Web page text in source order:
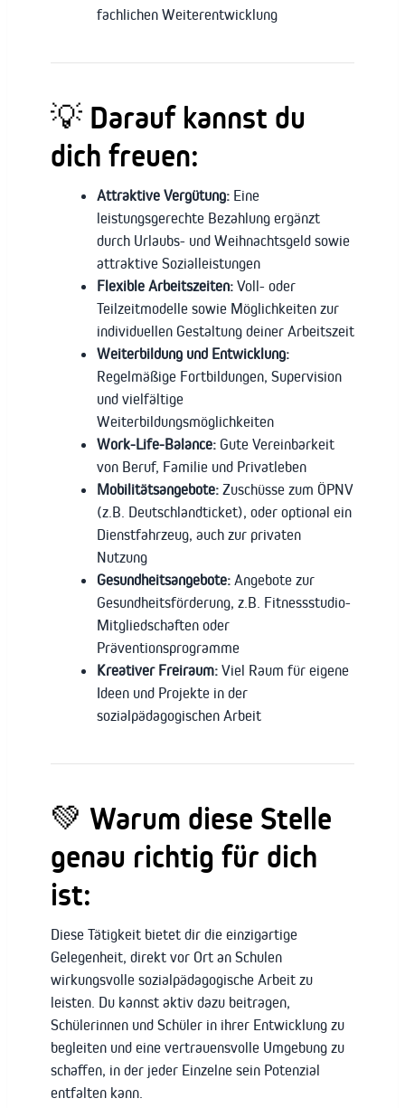
fachlichen Weiterentwicklung
💡 Darauf kannst du
dich freuen:
Attraktive Vergütung: Eine
leistungsgerechte Bezahlung ergänzt
durch Urlaubs- und Weihnachtsgeld sowie
attraktive Sozialleistungen
Flexible Arbeitszeiten: Voll- oder
Teilzeitmodelle sowie Möglichkeiten zur
individuellen Gestaltung deiner Arbeitszeit
Weiterbildung und Entwicklung:
Regelmäßige Fortbildungen, Supervision
und vielfältige
Weiterbildungsmöglichkeiten
Work-Life-Balance: Gute Vereinbarkeit
von Beruf, Familie und Privatleben
Mobilitätsangebote: Zuschüsse zum ÖPNV
(z.B. Deutschlandticket), oder optional ein
Dienstfahrzeug, auch zur privaten
Nutzung
Gesundheitsangebote: Angebote zur
Gesundheitsförderung, z.B. Fitnessstudio-
Mitgliedschaften oder
Präventionsprogramme
Kreativer Freiraum: Viel Raum für eigene
Ideen und Projekte in der
sozialpädagogischen Arbeit
💚 Warum diese Stelle
genau richtig für dich
ist:
Diese Tätigkeit bietet dir die einzigartige
Gelegenheit, direkt vor Ort an Schulen
wirkungsvolle sozialpädagogische Arbeit zu
leisten. Du kannst aktiv dazu beitragen,
Schülerinnen und Schüler in ihrer Entwicklung zu
begleiten und eine vertrauensvolle Umgebung zu
schaffen, in der jeder Einzelne sein Potenzial
entfalten kann.